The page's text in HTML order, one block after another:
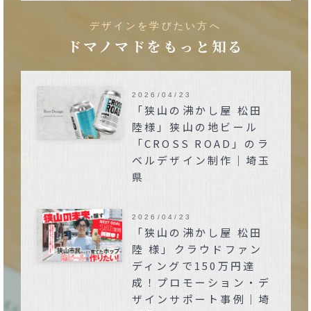
デザインを学びたい方へ
ドマノマドをもっと知る
「狭山の沸かし屋 松田
陸様」狭山の地ビール
「CROSS ROAD」のラ
ベルデザイン制作｜埼玉
県
2026/04/23
「狭山の沸かし屋 松田
陸 様」クラウドファン
ディングで150万円達
成！プロモーション・デ
ザインサポート事例｜埼
2026/04/23